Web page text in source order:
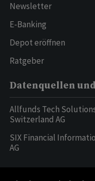
Newsletter
E-Banking
Depot eröffnen
Ratgeber
Datenquellen
Allfunds Tech
Switzerland AG
SIX Financial
AG